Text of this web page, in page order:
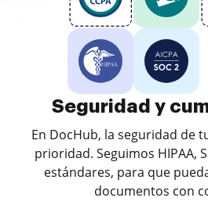
Seguridad y
En DocHub, la seguridad de
prioridad. Seguimos HIPAA,
estándares, para que
documentos con